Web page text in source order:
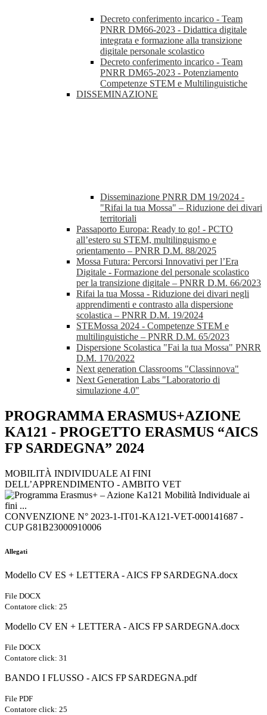
Decreto conferimento incarico - Team
PNRR DM66-2023 - Didattica digitale
integrata e formazione alla transizione
digitale personale scolastico
Decreto conferimento incarico - Team
PNRR DM65-2023 - Potenziamento
Competenze STEM e Multilinguistiche
DISSEMINAZIONE
Disseminazione PNRR DM 19/2024 -
"Rifai la tua Mossa" – Riduzione dei divari
territoriali
Passaporto Europa: Ready to go! - PCTO
all’estero su STEM, multilinguismo e
orientamento – PNRR D.M. 88/2025
Mossa Futura: Percorsi Innovativi per l’Era
Digitale - Formazione del personale scolastico
per la transizione digitale – PNRR D.M. 66/2023
Rifai la tua Mossa - Riduzione dei divari negli
apprendimenti e contrasto alla dispersione
scolastica – PNRR D.M. 19/2024
STEMossa 2024 - Competenze STEM e
multilinguistiche – PNRR D.M. 65/2023
Dispersione Scolastica "Fai la tua Mossa" PNRR
D.M. 170/2022
Next generation Classrooms "Classinnova"
Next Generation Labs "Laboratorio di
simulazione 4.0"
PROGRAMMA ERASMUS+AZIONE
KA121 - PROGETTO ERASMUS “AICS
FP SARDEGNA” 2024
MOBILITÀ INDIVIDUALE AI FINI
DELL’APPRENDIMENTO - AMBITO VET
CONVENZIONE N° 2023-1-IT01-KA121-VET-000141687 -
CUP G81B23000910006
Allegati
Modello CV ES + LETTERA - AICS FP SARDEGNA.docx
File DOCX
Contatore click: 25
Modello CV EN + LETTERA - AICS FP SARDEGNA.docx
File DOCX
Contatore click: 31
BANDO I FLUSSO - AICS FP SARDEGNA.pdf
File PDF
Contatore click: 25